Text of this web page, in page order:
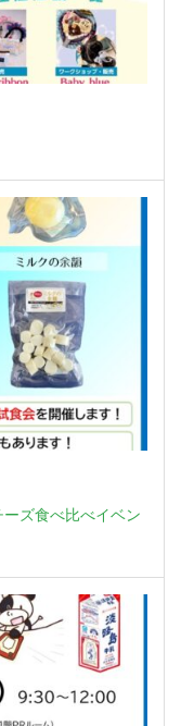
ーズ食べ比べイベン